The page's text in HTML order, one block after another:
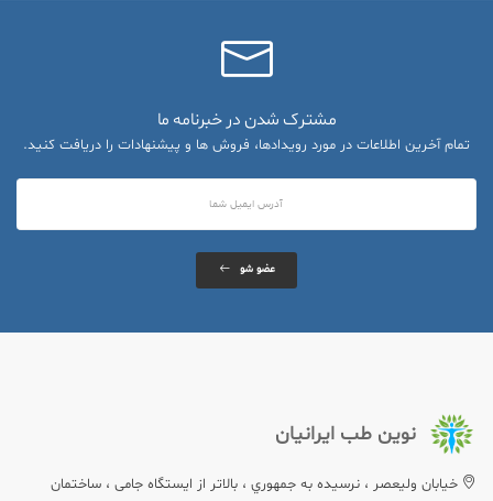
مشترک شدن در خبرنامه ما
تمام آخرین اطلاعات در مورد رویدادها، فروش ها و پیشنهادات را دریافت کنید.
عضو شو
نوین طب ایرانیان
خيابان وليعصر ، نرسيده به جمهوري ، بالاتر از ایستگاه جامی ، ساختمان